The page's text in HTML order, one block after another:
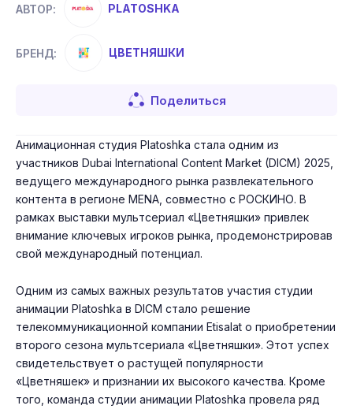
АВТОР: PLATOSHKA
БРЕНД: ЦВЕТНЯШКИ
Поделиться
Анимационная студия Platoshka стала одним из
участников Dubai International Content Market (DICM) 2025,
ведущего международного рынка развлекательного
контента в регионе MENA, совместно с РОСКИНО. В
рамках выставки мультсериал «Цветняшки» привлек
внимание ключевых игроков рынка, продемонстрировав
свой международный потенциал.
Одним из самых важных результатов участия студии
анимации Platoshka в DICM стало решение
телекоммуникационной компании Etisalat о приобретении
второго сезона мультсериала «Цветняшки». Этот успех
свидетельствует о растущей популярности
«Цветняшек» и признании их высокого качества. Кроме
того, команда студии анимации Platoshka провела ряд